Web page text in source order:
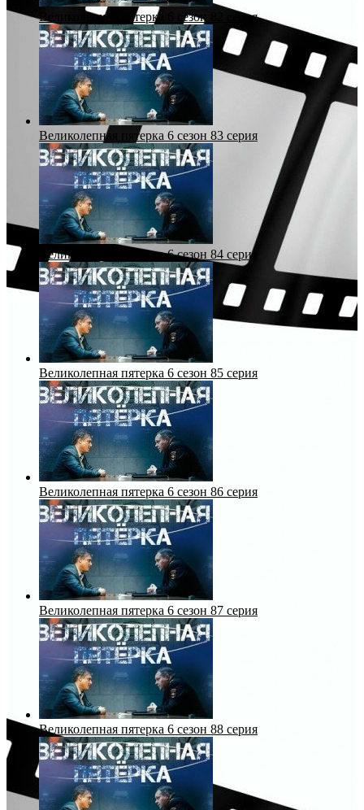
Великолепная пятерка 6 сезон 82 серия
Великолепная пятерка 6 сезон 83 серия
Великолепная пятерка 6 сезон 84 серия
Великолепная пятерка 6 сезон 85 серия
Великолепная пятерка 6 сезон 86 серия
Великолепная пятерка 6 сезон 87 серия
Великолепная пятерка 6 сезон 88 серия